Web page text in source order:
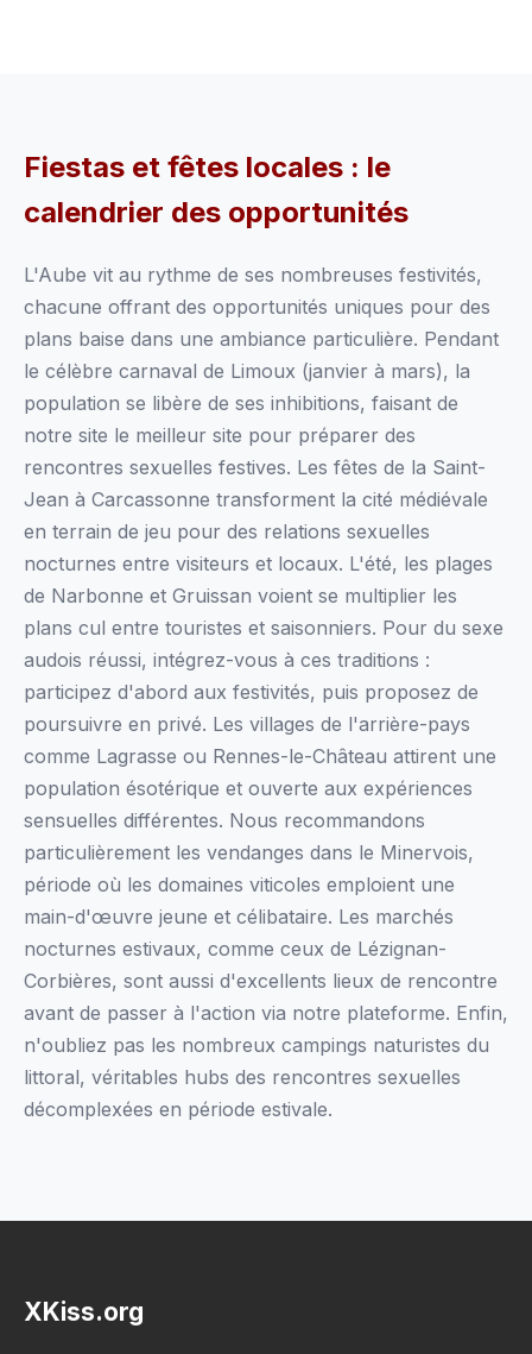
Fiestas et fêtes locales : le
calendrier des opportunités
L'Aube vit au rythme de ses nombreuses festivités,
chacune offrant des opportunités uniques pour des
plans baise dans une ambiance particulière. Pendant
le célèbre carnaval de Limoux (janvier à mars), la
population se libère de ses inhibitions, faisant de
notre site le meilleur site pour préparer des
rencontres sexuelles festives. Les fêtes de la Saint-
Jean à Carcassonne transforment la cité médiévale
en terrain de jeu pour des relations sexuelles
nocturnes entre visiteurs et locaux. L'été, les plages
de Narbonne et Gruissan voient se multiplier les
plans cul entre touristes et saisonniers. Pour du sexe
audois réussi, intégrez-vous à ces traditions :
participez d'abord aux festivités, puis proposez de
poursuivre en privé. Les villages de l'arrière-pays
comme Lagrasse ou Rennes-le-Château attirent une
population ésotérique et ouverte aux expériences
sensuelles différentes. Nous recommandons
particulièrement les vendanges dans le Minervois,
période où les domaines viticoles emploient une
main-d'œuvre jeune et célibataire. Les marchés
nocturnes estivaux, comme ceux de Lézignan-
Corbières, sont aussi d'excellents lieux de rencontre
avant de passer à l'action via notre plateforme. Enfin,
n'oubliez pas les nombreux campings naturistes du
littoral, véritables hubs des rencontres sexuelles
décomplexées en période estivale.
XKiss.org